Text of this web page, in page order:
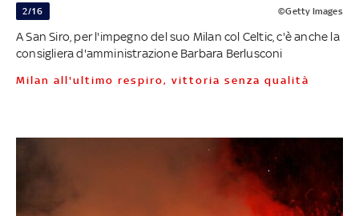
2/16 ©Getty Images
A San Siro, per l'impegno del suo Milan col Celtic, c'è anche la
consigliera d'amministrazione Barbara Berlusconi
Milan all'ultimo respiro, vittoria senza qualità